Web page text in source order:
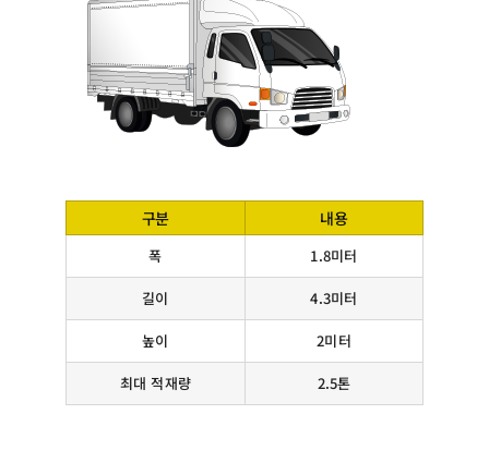
구분 내용
폭 1.8미터
길이 4.3미터
높이 2미터
최대 적재량 2.5톤